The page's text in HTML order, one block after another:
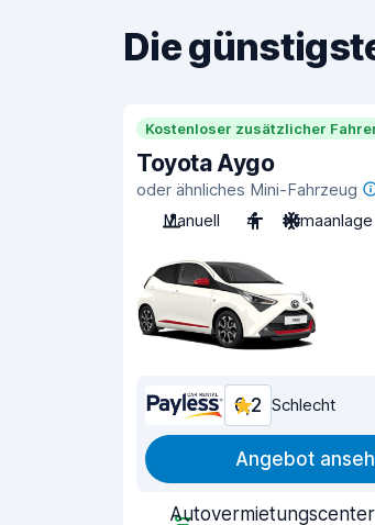
Die
Kostenloser zusätzlicher
Toyota Aygo
oder ähnliches Mini-Fahrzeug
Manuell
4 Klimaanlage
6,2 Schlecht
Angebot
Autovermietungscenter